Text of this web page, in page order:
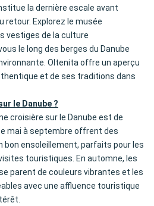
la dernière escale avant
retour. Explorez le musée
vestiges de la culture
le long des berges du Danube
Oltenita offre un aperçu
et de ses traditions dans
le Danube ?
croisière sur le Danube est de
mai à septembre offrent des
ensoleillement, parfaits pour les
touristiques. En automne, les
parent de couleurs vibrantes et les
avec une affluence touristique